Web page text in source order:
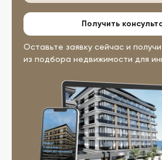
Получить
Оставьте заявку сейчас и
из подбора недвижимости для